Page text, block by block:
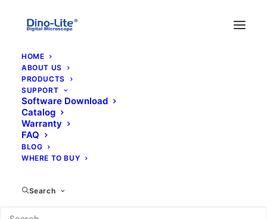
HOME
ABOUT US
PRODUCTS
SUPPORT
Software Download
Catalog
Warranty
FAQ
BLOG
WHERE TO BUY
Search